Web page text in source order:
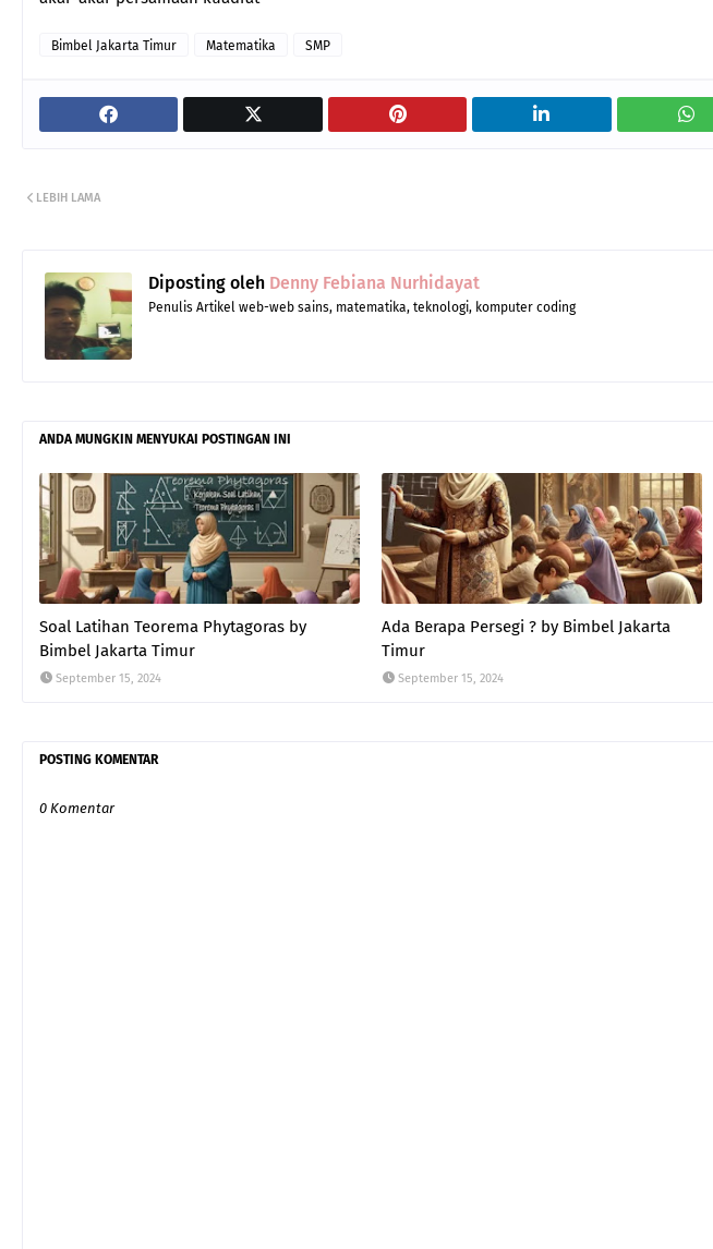
Bimbel Jakarta Timur Matematika SMP
LEBIH LAMA
Diposting oleh Denny Febiana Nurhidayat
Penulis Artikel web-web sains, matematika, teknologi, komputer coding
ANDA MUNGKIN MENYUKAI POSTINGAN INI
Soal Latihan Teorema Phytagoras by
Bimbel Jakarta Timur
September 15, 2024
Ada Berapa Persegi ? by Bimbel Jakarta
Timur
September 15, 2024
POSTING KOMENTAR
0 Komentar